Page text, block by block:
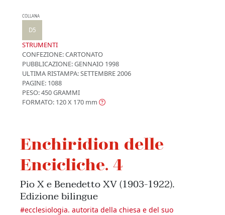
COLLANA
D5
STRUMENTI
CONFEZIONE:CARTONATO
PUBBLICAZIONE:GENNAIO 1998
ULTIMA RISTAMPA:SETTEMBRE 2006
PAGINE: 1088
PESO: 450 GRAMMI
FORMATO: 120 X 170 mm
Enchiridion delle
Encicliche. 4
Pio X e Benedetto XV (1903-1922).
Edizione bilingue
#ecclesiologia. autorita della chiesa e del suo